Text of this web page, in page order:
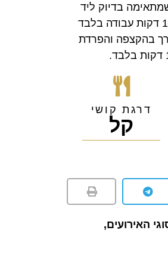
בדיוק ליד
הקפה, לאירוח מפתיע או לרגע של עצלנות קלה :) 10 דקות עבודה בלבד
בהקצפה והפרדת
דרגת קושי
קל
האירועים,